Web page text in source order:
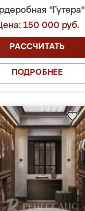
"Гутера"
150 000 руб.
РАССЧИТАТЬ
ПОДРОБНЕЕ